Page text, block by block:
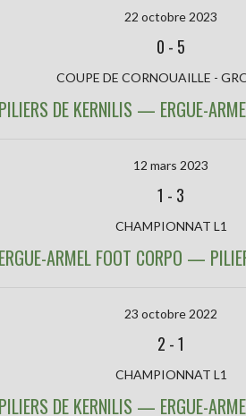
22 octobre 2023
0 - 5
COUPE DE CORNOUAILLE -
PILIERS DE KERNILIS — ERGUE-
12 mars 2023
1 - 3
CHAMPIONNAT L1
ERGUE-ARMEL FOOT CORPO —
23 octobre 2022
2 -1
CHAMPIONNAT L1
PILIERS DE KERNILIS — ERGUE-